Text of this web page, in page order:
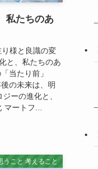
私たちのあ
様と良識の変
と、私たちのあ
当たり前」
の未来は、明
ーの進化と、
ートフ...
うこと 考えること